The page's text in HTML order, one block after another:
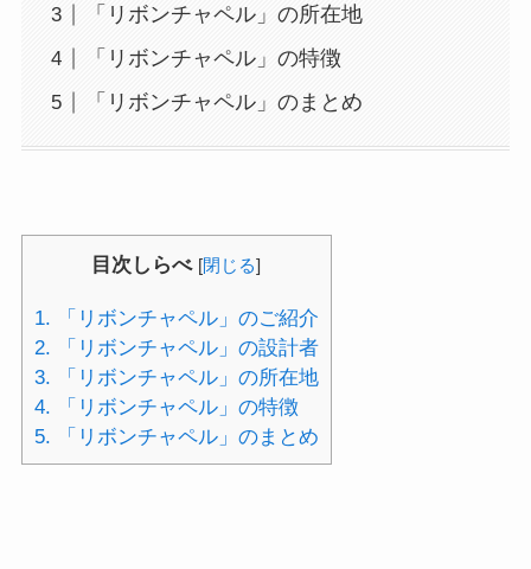
「リボンチャペル」の所在地
「リボンチャペル」の特徴
「リボンチャペル」のまとめ
目次しらべ [閉じる]
1. 「リボンチャペル」のご紹介
2. 「リボンチャペル」の設計者
3. 「リボンチャペル」の所在地
4. 「リボンチャペル」の特徴
5. 「リボンチャペル」のまとめ